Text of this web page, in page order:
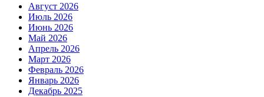
Август 2026
Июль 2026
Июнь 2026
Май 2026
Апрель 2026
Март 2026
Февраль 2026
Январь 2026
Декабрь 2025